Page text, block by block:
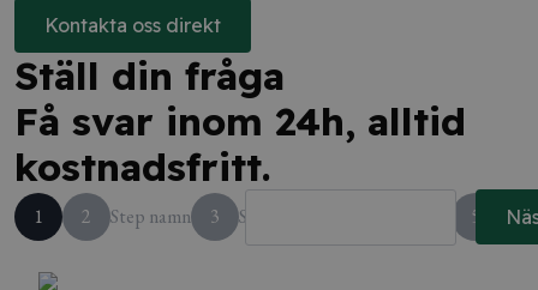
Kontakta oss direkt
Ställ din fråga
Få svar inom 24h, alltid
kostnadsfritt.
1 2 Step namn 3 Step kund? 5